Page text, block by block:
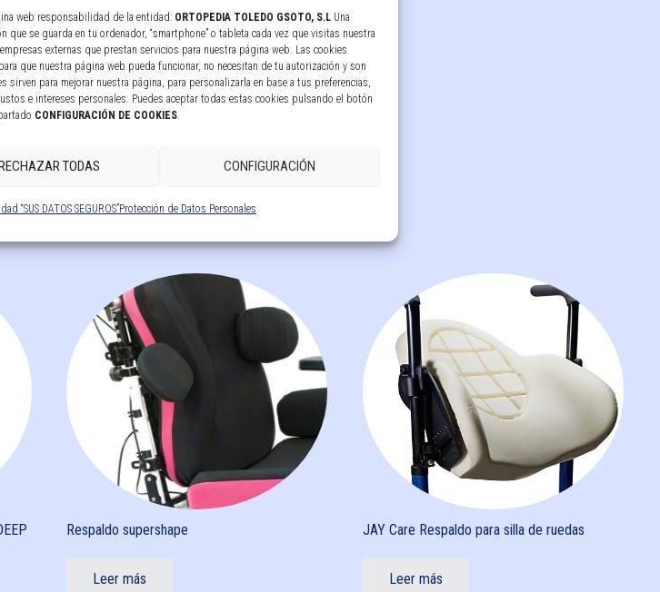
web responsabilidad de la entidad: ORTOPEDIA TOLEDO GSOTO, S.L Una
se guarda en tu ordenador, “smartphone” o tableta cada vez que visitas nuestra
externas que prestan servicios para nuestra página web. Las cookies
que nuestra página web pueda funcionar, no necesitan de tu autorización y son
para mejorar nuestra página, para personalizarla en base a tus preferencias,
e intereses personales. Puedes aceptar todas estas cookies pulsando el botón
CONFIGURACIÓN DE COOKIES
TODAS CONFIGURACIÓN
“SUS DATOS SEGUROS”Protección de Datos Personales
Respaldo supershape
Leer más
JAY Care Respaldo para silla de ruedas
Leer más